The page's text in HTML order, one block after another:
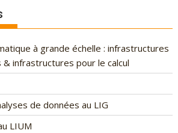
à grande échelle : infrastructures
infrastructures pour le calcul
de données au LIG
LIUM